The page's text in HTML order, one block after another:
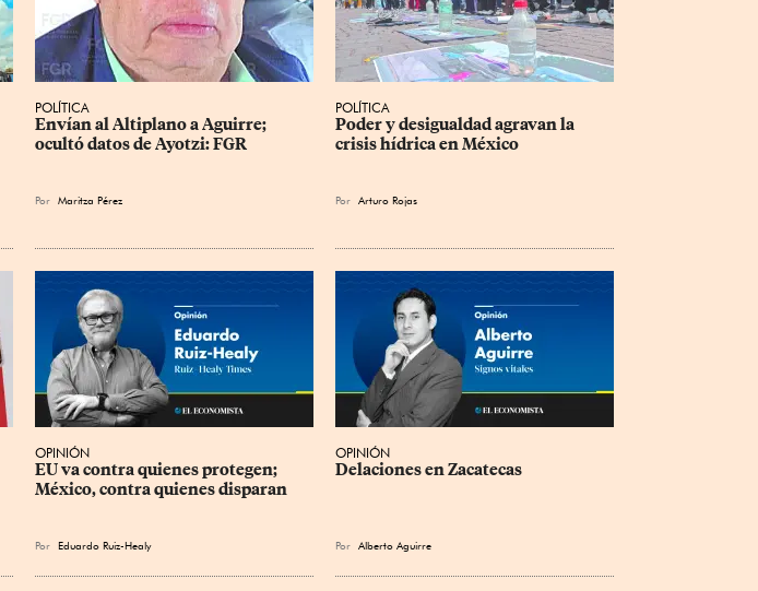
POLÍTICA
Envían al Altiplano a Aguirre;
ocultó datos de Ayotzi: FGR
Por Maritza Pérez
POLÍTICA
Poder y desigualdad agravan la
crisis hídrica en México
Por Arturo Rojas
OPINIÓN
EU va contra quienes protegen;
México, contra quienes disparan
Por Eduardo Ruiz-Healy
OPINIÓN
Delaciones en Zacatecas
Por Alberto Aguirre